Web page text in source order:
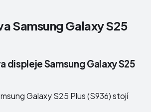
Samsung Galaxy S25
displeje Samsung Galaxy S25
Galaxy S25 Plus (S936) stojí